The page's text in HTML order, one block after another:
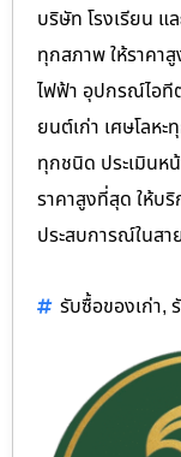
บริษัท โรงเรียน แ
ทุกสภาพ ให้ราคา
ไฟฟ้า อุปกรณ์ไอที
ยนต์เก่า เศษโลห
ทุกชนิด ประเมินห
ราคาสูงที่สุด ให้บ
ประสบการณ์ในส
รับซื้อของเก่า,